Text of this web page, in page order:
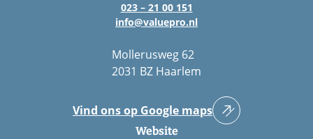
023 – 21 00 151
info@valuepro.nl
Mollerusweg 62
2031 BZ Haarlem
Vind ons op Google maps
Website